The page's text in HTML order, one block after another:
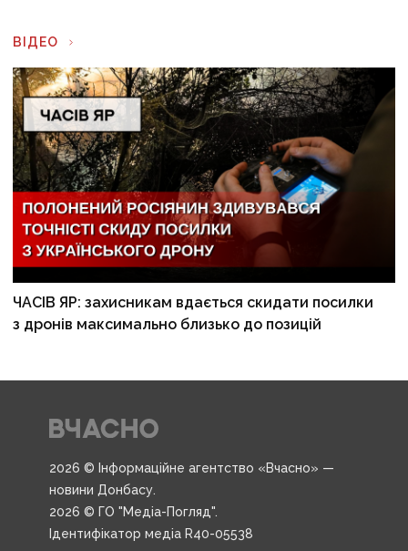
ВІДЕО
ЧАСІВ ЯР: захисникам вдається скидати посилки
з дронів максимально близько до позицій
2026 © Інформаційне агентство «Вчасно» —
новини Донбасу.
2026 © ГО "Медіа-Погляд".
Ідентифікатор медіа R40-05538